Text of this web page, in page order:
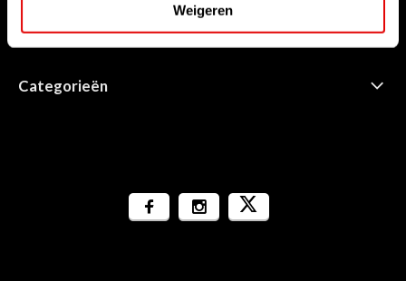
Weigeren
Informatie
Categorieën